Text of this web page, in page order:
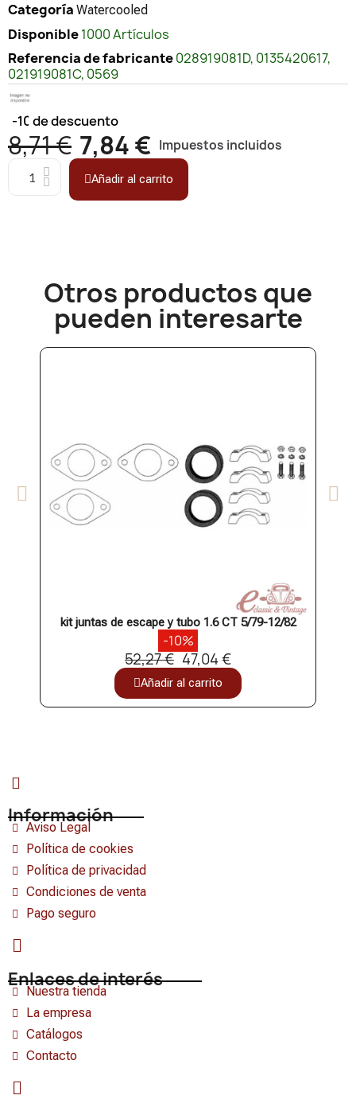
Categoría Watercooled
Disponible1000 Artículos
Referencia de fabricante028919081D, 0135420617,
021919081C, 0569
-10%de descuento
8,71 € 7,84 € Impuestos incluidos
Añadir al carrito
Otros productos que
pueden interesarte​
kit juntas de escape y tubo 1.6 CT 5/79-12/82
-10%
52,27 € 47,04 €
Añadir al carrito
Información
Aviso Legal
Política de cookies
Política de privacidad
Condiciones de venta
Pago seguro
Enlaces de interés
Nuestra tienda
La empresa
Catálogos
Contacto